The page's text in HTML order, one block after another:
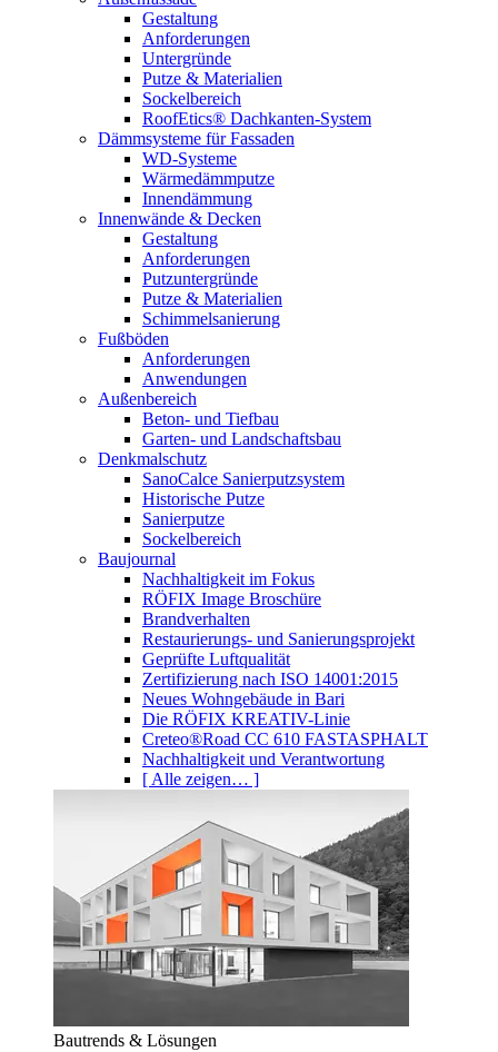
Gestaltung
Anforderungen
Untergründe
Putze & Materialien
Sockelbereich
RoofEtics® Dachkanten-System
Dämmsysteme für Fassaden
WD-Systeme
Wärmedämmputze
Innendämmung
Innenwände & Decken
Gestaltung
Anforderungen
Putzuntergründe
Putze & Materialien
Schimmelsanierung
Fußböden
Anforderungen
Anwendungen
Außenbereich
Beton- und Tiefbau
Garten- und Landschaftsbau
Denkmalschutz
SanoCalce Sanierputzsystem
Historische Putze
Sanierputze
Sockelbereich
Baujournal
Nachhaltigkeit im Fokus
RÖFIX Image Broschüre
Brandverhalten
Restaurierungs- und Sanierungsprojekt
Geprüfte Luftqualität
Zertifizierung nach ISO 14001:2015
Neues Wohngebäude in Bari
Die RÖFIX KREATIV-Linie
Creteo®Road CC 610 FASTASPHALT
Nachhaltigkeit und Verantwortung
[ Alle zeigen… ]
Bautrends & Lösungen